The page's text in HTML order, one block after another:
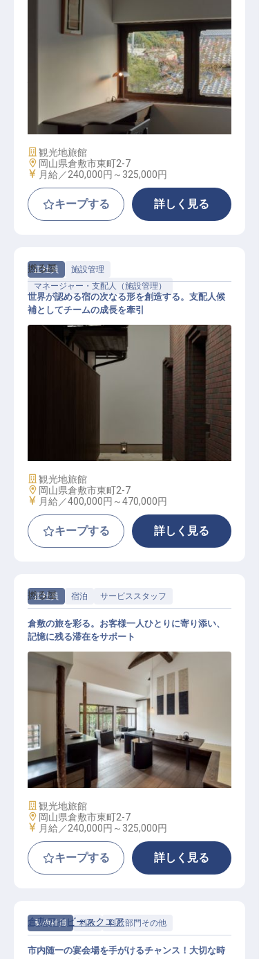
総務・経理・一般事務│月給24万～
／倉敷の宿の基盤を支える／転勤な
施設業態
観光地旅館
勤務地
岡山県倉敷市東町2-7
給与
月給／240,000円～ 325,000円
キープする 詳しく見る
正社員
施設管理
マネージャー・支配人（施設管理）
マネージャー（支配人候補）│月給4
0万～47万／転勤なし
撚る屋
世界が認める宿の次なる形を創造する。支配人候
補としてチームの成長を牽引
施設業態
観光地旅館
勤務地
岡山県倉敷市東町2-7
給与
月給／400,000円～470,000円
キープする 詳しく見る
正社員 宿泊 サービススタッフ
サービススタッフ│月給24万～／倉
敷から届けるおもてなし／転勤なし
撚る屋
倉敷の旅を彩る。お客様一人ひとりに寄り添い、
記憶に残る滞在をサポート
施設業態
観光地旅館
勤務地
岡山県倉敷市東町2-7
給与
月給／240,000円～ 325,000円
キープする 詳しく見る
契約社員 料飲 料飲部門その他
倉敷アイビースクエア
市内随一の宴会場を手がけるチャンス！大切な時